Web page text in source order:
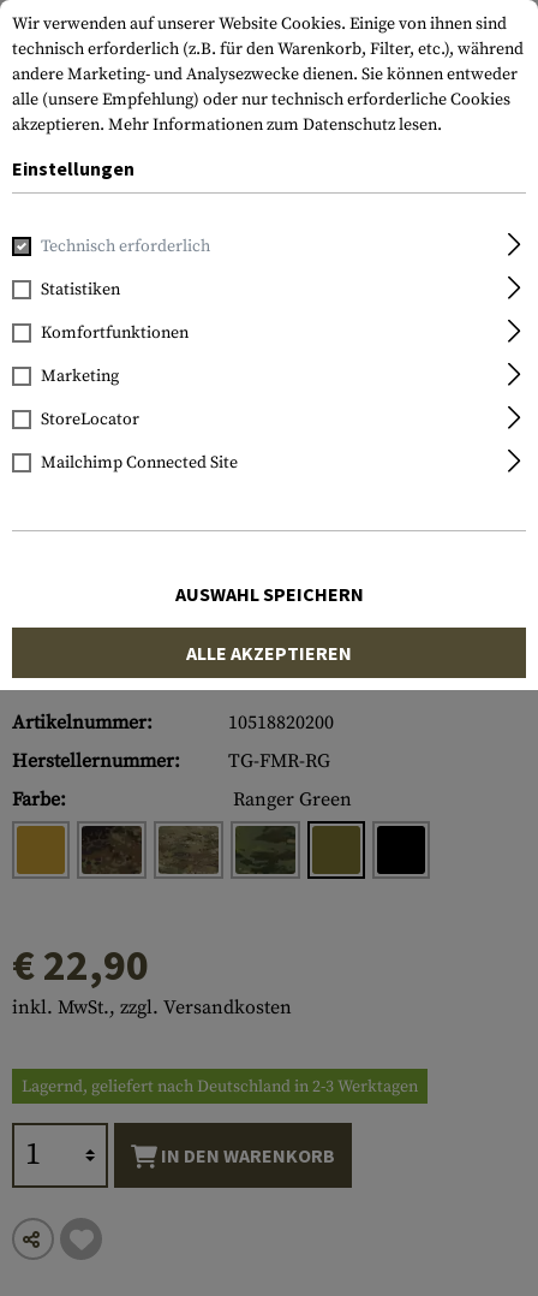
Home Tactical Gear
Templar's Gear
Fast Rifle Magazine
Pouch
Artikelnummer:
10518820200
Herstellernummer:
TG-FMR-RG
Farbe:
Ranger Green
€ 22,90
inkl. MwSt., zzgl. Versandkosten
Lagernd, geliefert nach Deutschland in 2-3 Werktagen
IN DEN WARENKORB
Wir verwenden auf unserer Website Cookies. Einige von ihnen sind
technisch erforderlich (z.B. für den Warenkorb, Filter, etc.), während
andere Marketing- und Analysezwecke dienen. Sie können entweder
alle (unsere Empfehlung) oder nur technisch erforderliche Cookies
akzeptieren. Mehr Informationen zum Datenschutz lesen.
Einstellungen
Technisch erforderlich
Statistiken
Komfortfunktionen
Marketing
StoreLocator
Mailchimp Connected Site
AUSWAHL SPEICHERN
ALLE AKZEPTIEREN